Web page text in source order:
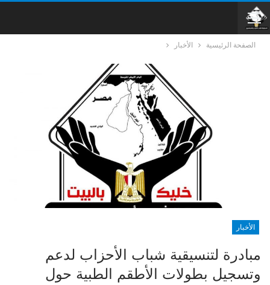
الصفحة الرئيسية الأخبار
الأخبار
مبادرة لتنسيقية شباب الأحزاب لدعم
وتسجيل بطولات الأطقم الطبية حول